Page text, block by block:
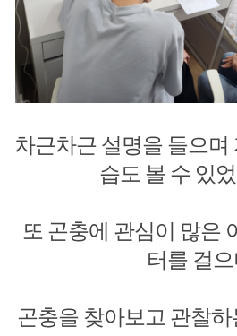
차근차근 설명을 들으며
습도 볼 수 있
또 곤충에 관심이 많은
터를 걸으
곤충을 찾아보고 관찰